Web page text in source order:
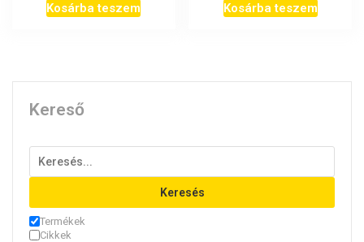
Kosárba teszem Kosárba teszem
Kereső
Keresés
Termékek
Cikkek